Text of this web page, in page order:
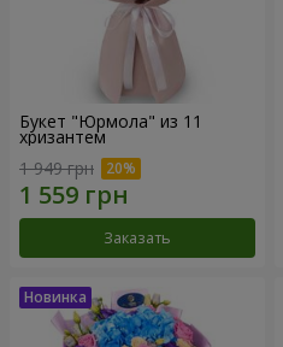
Букет "Юрмола" из 11
хризантем
1 949 грн
Заказать